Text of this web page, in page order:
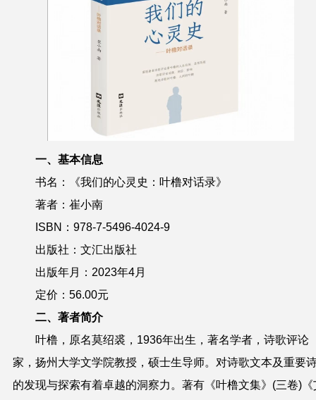
一、基本信息
书名：《我们的心灵史：叶橹对话录》
著者：崔小南
ISBN：978-7-5496-4024-9
出版社：文汇出版社
出版年月：2023年4月
定价：56.00元
二、著者简介
叶橹，原名莫绍裘，1936年出生，著名学者，诗歌评论
家，扬州大学文学院教授，硕士生导师。对诗歌文本及重要
的发现与探索有着卓越的洞察力。著有《叶橹文集》(三卷)《